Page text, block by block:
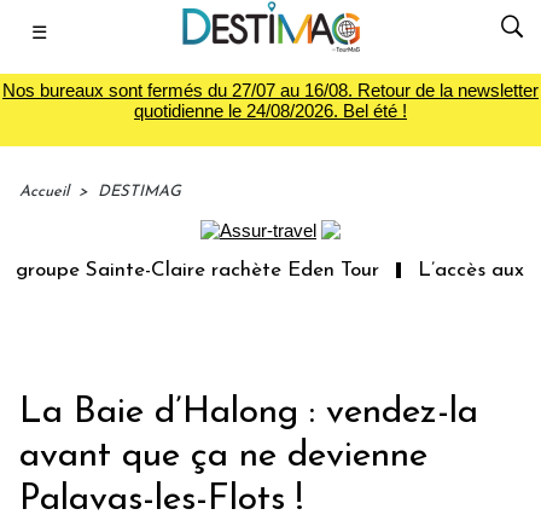
☰
Nos bureaux sont fermés du 27/07 au 16/08. Retour de la newsletter
quotidienne le 24/08/2026. Bel été !
Accueil > DESTIMAG
Sainte-Claire rachète Eden Tour L’accès aux
La Baie d’Halong : vendez-la
avant que ça ne devienne
Palavas-les-Flots !